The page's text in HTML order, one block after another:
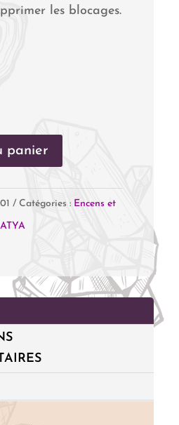
les blocages.
panier
Catégories : Encens et